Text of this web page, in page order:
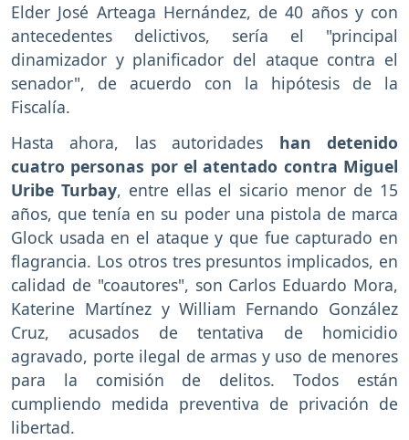
Elder José Arteaga Hernández, de 40 años y con
antecedentes delictivos, sería el "principal
dinamizador y planificador del ataque contra el
senador", de acuerdo con la hipótesis de la
Fiscalía.
Hasta ahora, las autoridades han detenido
cuatro personas por el atentado contra Miguel
Uribe Turbay, entre ellas el sicario menor de 15
años, que tenía en su poder una pistola de marca
Glock usada en el ataque y que fue capturado en
flagrancia. Los otros tres presuntos implicados, en
calidad de "coautores", son Carlos Eduardo Mora,
Katerine Martínez y William Fernando González
Cruz, acusados de tentativa de homicidio
agravado, porte ilegal de armas y uso de menores
para la comisión de delitos. Todos están
cumpliendo medida preventiva de privación de
libertad.